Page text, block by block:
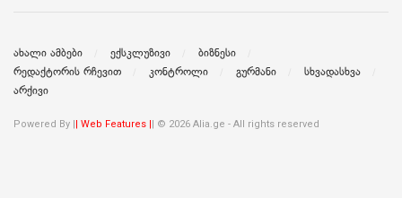
ახალი ამბები ექსკლუზივი
ბიზნესი
რედაქტორის რჩევით
კონტროლი გურმანი
სხვადასხვა
არქივი
Powered By | | Web Features | | © 2026 Alia.ge - All rights reserved